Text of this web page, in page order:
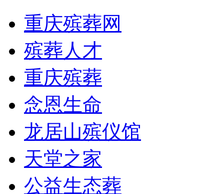
重庆殡葬网
殡葬人才
重庆殡葬
念恩生命
龙居山殡仪馆
天堂之家
公益生态葬